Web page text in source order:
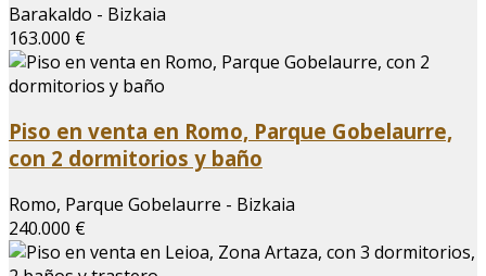
Barakaldo - Bizkaia
163.000 €
Piso en venta en Romo, Parque Gobelaurre,
con 2 dormitorios y baño
Romo, Parque Gobelaurre - Bizkaia
240.000 €